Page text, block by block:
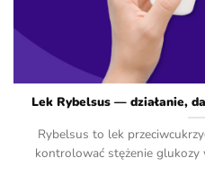
Lek Rybelsus — działanie,
Rybelsus to lek
kontrolować stężenie glukozy